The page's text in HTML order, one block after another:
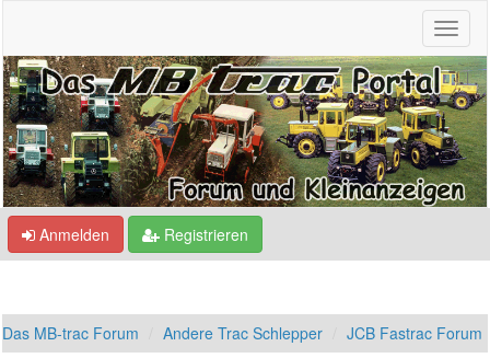
Anmelden Registrieren
Das MB-trac Forum Andere Trac Schlepper JCB Fastrac Forum